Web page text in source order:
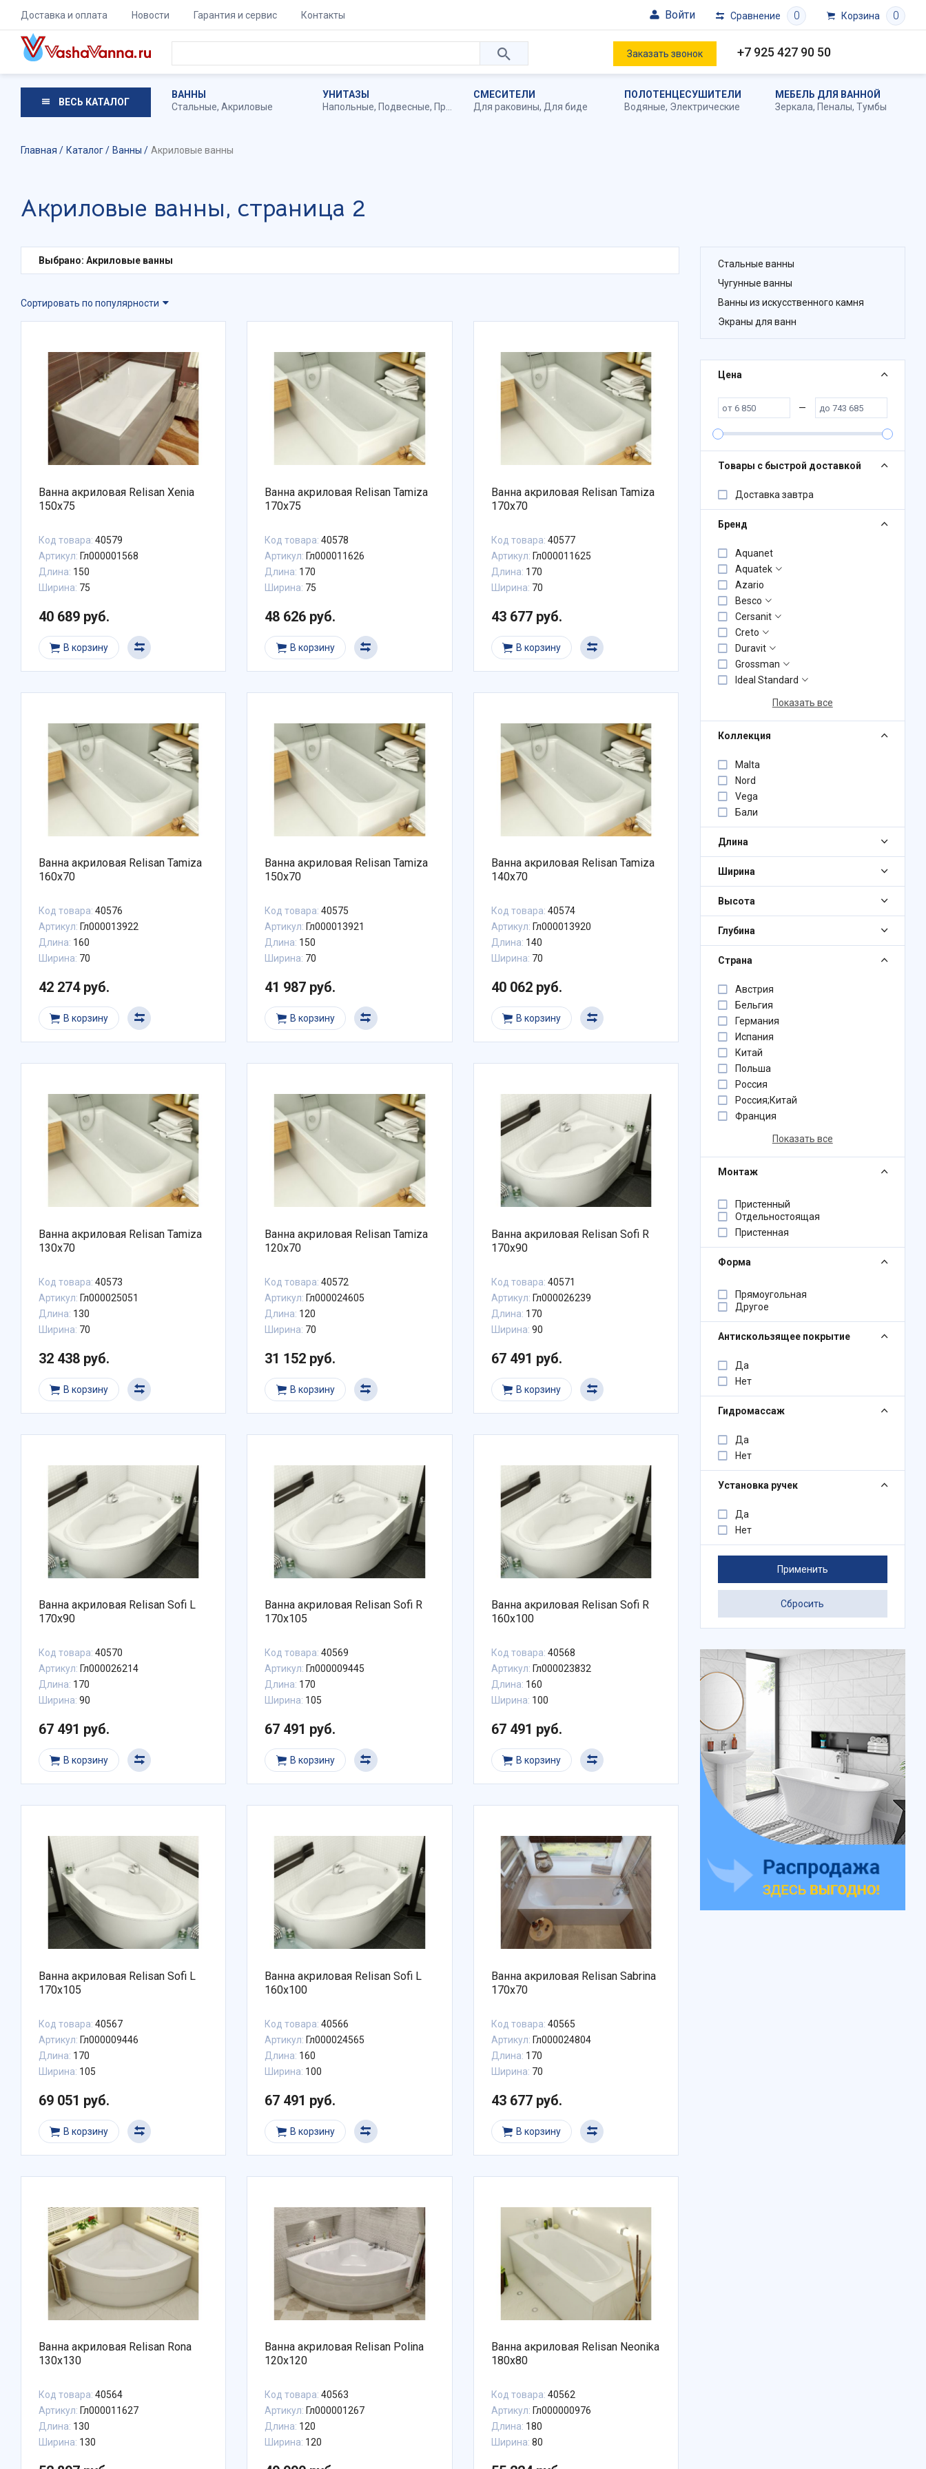
Доставка и оплата Новости Гарантия и сервис Контакты Войти Сравнение 0 Корзина 0
Заказать звонок +7 925 427 90 50
ВЕСЬ КАТАЛОГ
ВАННЫ
Стальные, Акриловые
УНИТАЗЫ
Напольные, Подвесные, Приставные
СМЕСИТЕЛИ
Для раковины, Для биде
ПОЛОТЕНЦЕСУШИТЕЛИ
Водяные, Электрические
МЕБЕЛЬ ДЛЯ ВАННОЙ
Зеркала, Пеналы, Тумбы
Главная Каталог Ванны Акриловые ванны
Акриловые ванны, страница 2
Выбрано: Акриловые ванны
Сортировать по популярности
Ванна акриловая Relisan Xenia
150x75
Код товара: 40579
Артикул: Гл000001568
Длина: 150
Ширина: 75
40 689 руб.
В корзину
Ванна акриловая Relisan Tamiza
170x75
Код товара: 40578
Артикул: Гл000011626
Длина: 170
Ширина: 75
48 626 руб.
В корзину
Ванна акриловая Relisan Tamiza
170x70
Код товара: 40577
Артикул: Гл000011625
Длина: 170
Ширина: 70
43 677 руб.
В корзину
Ванна акриловая Relisan Tamiza
160x70
Код товара: 40576
Артикул: Гл000013922
Длина: 160
Ширина: 70
42 274 руб.
В корзину
Ванна акриловая Relisan Tamiza
150x70
Код товара: 40575
Артикул: Гл000013921
Длина: 150
Ширина: 70
41 987 руб.
В корзину
Ванна акриловая Relisan Tamiza
140x70
Код товара: 40574
Артикул: Гл000013920
Длина: 140
Ширина: 70
40 062 руб.
В корзину
Ванна акриловая Relisan Tamiza
130x70
Код товара: 40573
Артикул: Гл000025051
Длина: 130
Ширина: 70
32 438 руб.
В корзину
Ванна акриловая Relisan Tamiza
120x70
Код товара: 40572
Артикул: Гл000024605
Длина: 120
Ширина: 70
31 152 руб.
В корзину
Ванна акриловая Relisan Sofi R
170х90
Код товара: 40571
Артикул: Гл000026239
Длина: 170
Ширина: 90
67 491 руб.
В корзину
Ванна акриловая Relisan Sofi L
170х90
Код товара: 40570
Артикул: Гл000026214
Длина: 170
Ширина: 90
67 491 руб.
В корзину
Ванна акриловая Relisan Sofi R
170x105
Код товара: 40569
Артикул: Гл000009445
Длина: 170
Ширина: 105
67 491 руб.
В корзину
Ванна акриловая Relisan Sofi R
160x100
Код товара: 40568
Артикул: Гл000023832
Длина: 160
Ширина: 100
67 491 руб.
В корзину
Ванна акриловая Relisan Sofi L
170x105
Код товара: 40567
Артикул: Гл000009446
Длина: 170
Ширина: 105
69 051 руб.
В корзину
Ванна акриловая Relisan Sofi L
160x100
Код товара: 40566
Артикул: Гл000024565
Длина: 160
Ширина: 100
67 491 руб.
В корзину
Ванна акриловая Relisan Sabrina
170х70
Код товара: 40565
Артикул: Гл000024804
Длина: 170
Ширина: 70
43 677 руб.
В корзину
Ванна акриловая Relisan Rona
130x130
Код товара: 40564
Артикул: Гл000011627
Длина: 130
Ширина: 130
Ванна акриловая Relisan Polina
120x120
Код товара: 40563
Артикул: Гл000001267
Длина: 120
Ширина: 120
Ванна акриловая Relisan Neonika
180x80
Код товара: 40562
Артикул: Гл000000976
Длина: 180
Ширина: 80
Стальные ванны
Чугунные ванны
Ванны из искусственного камня
Экраны для ванн
Цена
—
Товары с быстрой доставкой
Доставка завтра
Бренд
Aquanet
Aquatek
Azario
Besco
Cersanit
Creto
Duravit
Grossman
Ideal Standard
Показать все
Коллекция
Malta
Nord
Vega
Бали
Длина
Ширина
Высота
Глубина
Страна
Австрия
Бельгия
Германия
Испания
Китай
Польша
Россия
Россия;Китай
Франция
Показать все
Монтаж
Отдельностоящая
Пристенная
Пристенный
Форма
Другое
Прямоугольная
Антискользящее покрытие
Да
Нет
Гидромассаж
Да
Нет
Установка ручек
Да
Нет
Применить
Сбросить